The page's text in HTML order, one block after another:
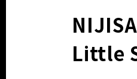
Little